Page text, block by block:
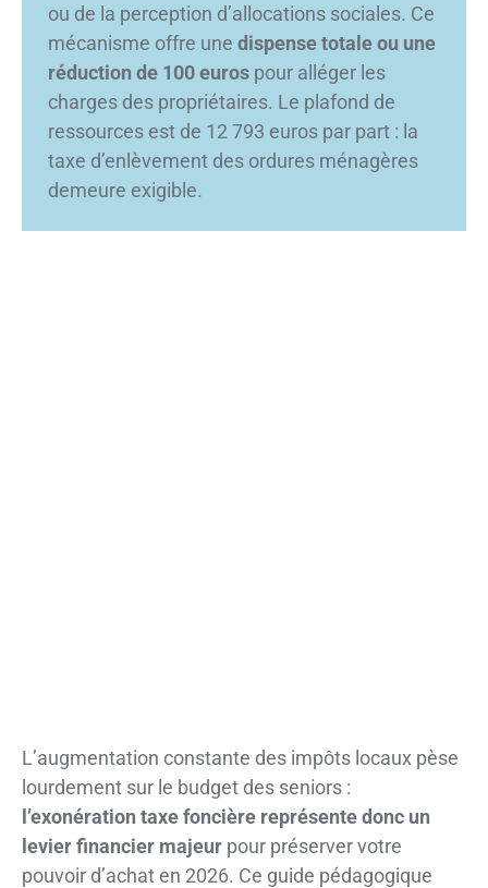
ou de la perception d’allocations sociales. Ce
mécanisme offre une dispense totale ou une
réduction de 100 euros pour alléger les
charges des propriétaires. Le plafond de
ressources est de 12 793 euros par part : la
taxe d’enlèvement des ordures ménagères
demeure exigible.
L’augmentation constante des impôts locaux pèse
lourdement sur le budget des seniors :
l’exonération taxe foncière représente donc un
levier financier majeur pour préserver votre
pouvoir d’achat en 2026. Ce guide pédagogique